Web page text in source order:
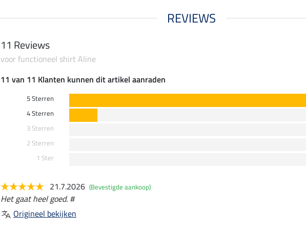
REVIEWS
11 Reviews
voor functioneel shirt Aline
11 van 11 Klanten kunnen dit artikel aanraden
5 Sterren
4 Sterren
3 Sterren
2 Sterren
1 Ster
21.7.2026 (Bevestigde aankoop)
Het gaat heel goed. #
Origineel bekijken